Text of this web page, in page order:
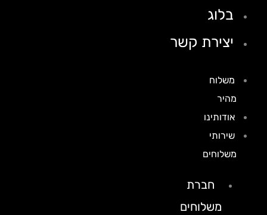
בלוג
יצירת קשר
משלוח
אודותינו
שירותי
משלוחים
חברת
משלוחים